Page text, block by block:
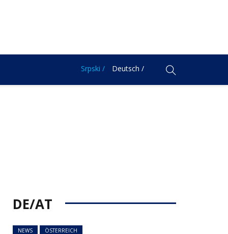
Srpski / Deutsch /
DE/AT
NEWS ÖSTERREICH